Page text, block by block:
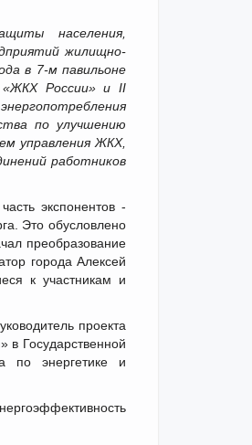
населения,
жилищно-
в 7-м павильоне
«ЖКХ России» и II
по улучшению
управления ЖКХ,
работников
экспонентов -
Это обусловлено
преобразование
города Алексей
к участникам и
проекта
в Государственной
по энергетике и